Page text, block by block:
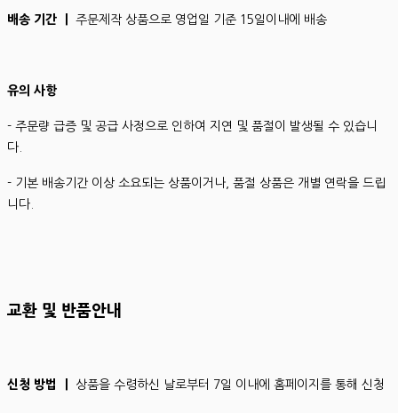
배송 기간 ㅣ 주문제작 상품으로 영업일 기준 15일이내에 배송
유의 사항
- 주문량 급증 및 공급 사정으로 인하여 지연 및 품절이 발생될 수 있습니
다.
- 기본 배송기간 이상 소요되는 상품이거나, 품절 상품은 개별 연락을 드립
니다.
교환 및 반품안내
신청 방법 ㅣ 상품을 수령하신 날로부터 7일 이내에 홈페이지를 통해 신청